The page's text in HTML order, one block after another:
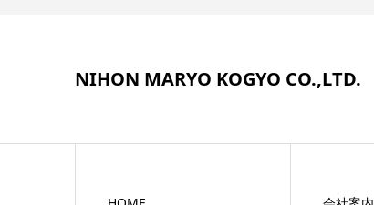
NIHON MARYO KOGYO CO.,LTD.